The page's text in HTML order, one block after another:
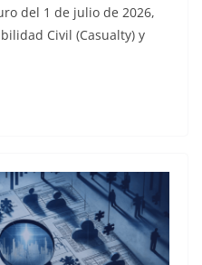
del 1 de julio de 2026,
Civil (Casualty) y